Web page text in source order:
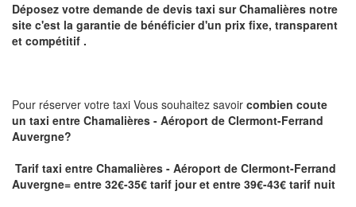
Déposez votre demande de devis taxi surChamalières notre
site c'est la garantie de bénéficier d'un prix fixe, transparent
et compétitif .
Pour réserver votre taxi Vous souhaitez savoir combien coute
un taxi entre Chamalières - Aéroport de Clermont-Ferrand
Auvergne?
Tarif taxi entre Chamalières - Aéroport de Clermont-Ferrand
Auvergne= entre 32€-35€ tarif jour et entre 39€-43€ tarif nuit